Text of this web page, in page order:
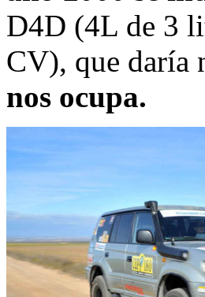
D4D (4L de 3
CV), que daría
nos ocupa.